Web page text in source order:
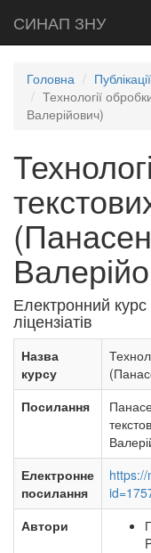
СИНАП ЗНУ
Головна
Публікації
Технології
Валерійович)
Електронний
ліцензіатів
Назва
курсу
Посилання
Електронне
посилання
Автори